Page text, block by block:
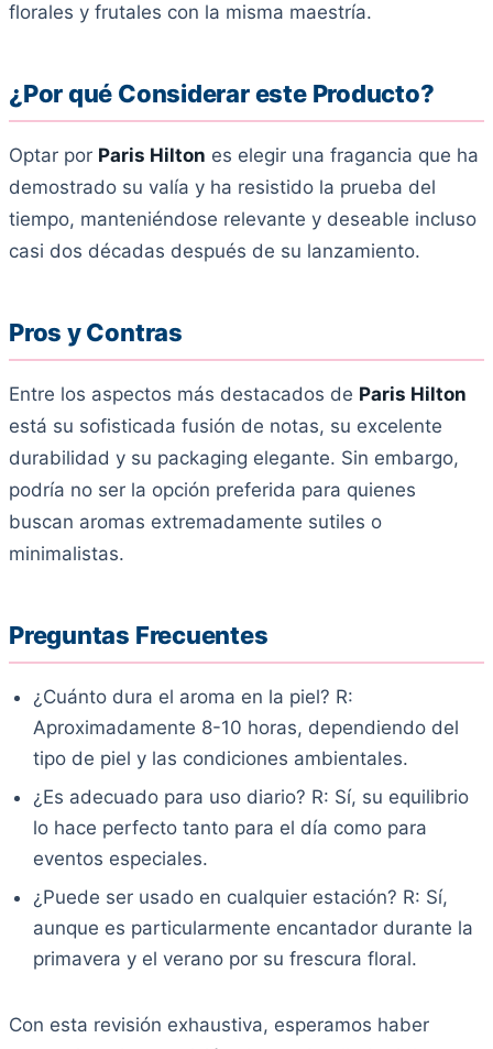
florales y frutales con la misma maestría.
¿Por qué Considerar este Producto?
Optar por Paris Hilton es elegir una fragancia que ha
demostrado su valía y ha resistido la prueba del
tiempo, manteniéndose relevante y deseable incluso
casi dos décadas después de su lanzamiento.
Pros y Contras
Entre los aspectos más destacados de Paris Hilton
está su sofisticada fusión de notas, su excelente
durabilidad y su packaging elegante. Sin embargo,
podría no ser la opción preferida para quienes
buscan aromas extremadamente sutiles o
minimalistas.
Preguntas Frecuentes
¿Cuánto dura el aroma en la piel? R:
Aproximadamente 8-10 horas, dependiendo del
tipo de piel y las condiciones ambientales.
¿Es adecuado para uso diario? R: Sí, su equilibrio
lo hace perfecto tanto para el día como para
eventos especiales.
¿Puede ser usado en cualquier estación? R: Sí,
aunque es particularmente encantador durante la
primavera y el verano por su frescura floral.
Con esta revisión exhaustiva, esperamos haber